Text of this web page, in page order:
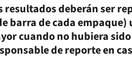
resultados deberán ser
barra de cada
cuando no hubiera
de reporte en